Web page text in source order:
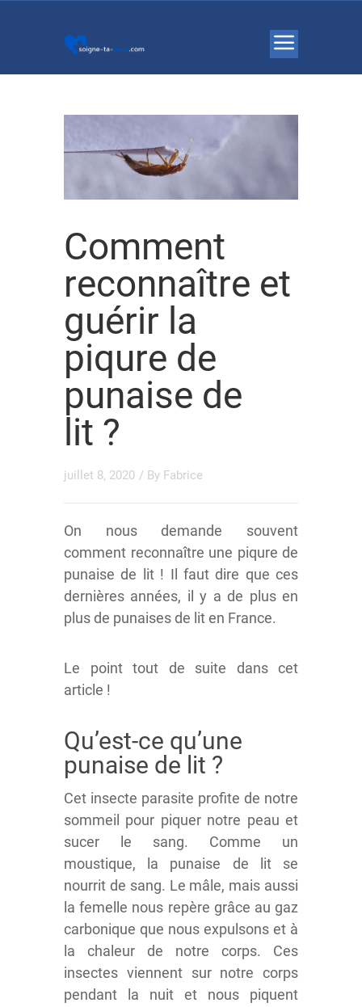
Comment
reconnaître et
guérir la
piqure de
punaise de
lit ?
juillet 8, 2020 / By Fabrice
On nous demande souvent
comment reconnaître une piqure de
punaise de lit ! Il faut dire que ces
dernières années, il y a de plus en
plus de punaises de lit en France.
Le point tout de suite dans cet
article !
Qu’est-ce qu’une
punaise de lit ?
Cet insecte parasite profite de notre
sommeil pour piquer notre peau et
sucer le sang. Comme un
moustique, la punaise de lit se
nourrit de sang. Le mâle, mais aussi
la femelle nous repère grâce au gaz
carbonique que nous expulsons et à
la chaleur de notre corps. Ces
insectes viennent sur notre corps
pendant la nuit et nous piquent